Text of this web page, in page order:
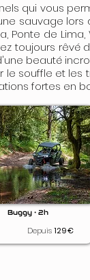
qui vous
sauvage lors
Ponte de
toujours rêvé
beauté
souffle et les
fortes en
Buggy • 2h
Depuis 129€